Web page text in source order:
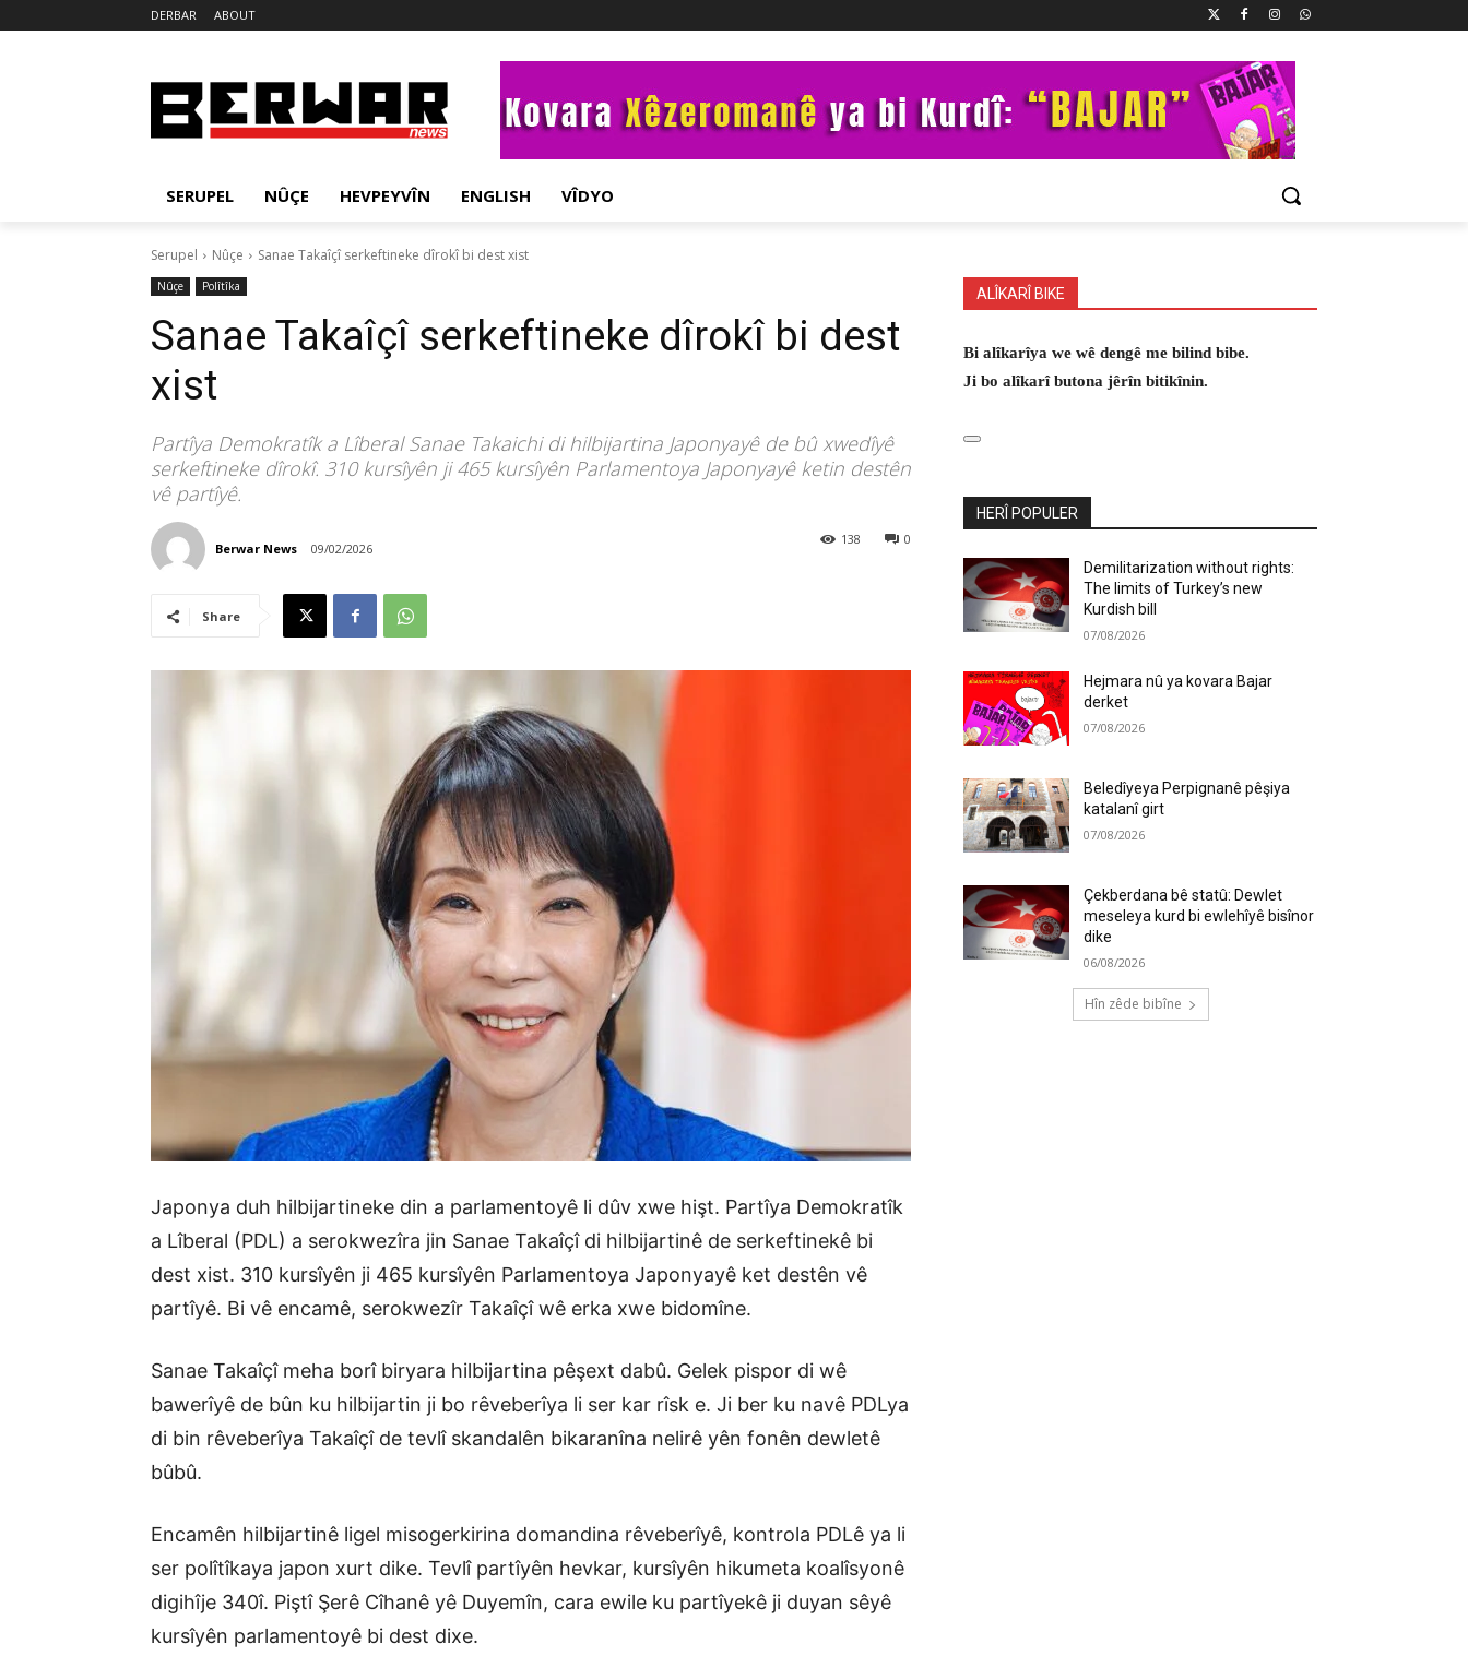
DERBAR ABOUT
SERUPEL NÛÇE HEVPEYVÎN ENGLISH VÎDYO
Serupel Nûçe Sanae Takaîçî serkeftineke dîrokî bi dest xist
Nûçe Polîtîka
Sanae Takaîçî serkeftineke dîrokî bi dest
xist
Partîya Demokratîk a Lîberal Sanae Takaichi di hilbijartina Japonyayê de bû xwedîyê
serkeftineke dîrokî. 310 kursîyên ji 465 kursîyên Parlamentoya Japonyayê ketin destên
vê partîyê.
Berwar News 09/02/2026
0
138
Share
Japonya duh hilbijartineke din a parlamentoyê li dûv xwe hişt. Partîya Demokratîk
a Lîberal (PDL) a serokwezîra jin Sanae Takaîçî di hilbijartinê de serkeftinekê bi
dest xist. 310 kursîyên ji 465 kursîyên Parlamentoya Japonyayê ket destên vê
partîyê. Bi vê encamê, serokwezîr Takaîçî wê erka xwe bidomîne.
Sanae Takaîçî meha borî biryara hilbijartina pêşext dabû. Gelek pispor di wê
bawerîyê de bûn ku hilbijartin ji bo rêveberîya li ser kar rîsk e. Ji ber ku navê PDLya
di bin rêveberîya Takaîçî de tevlî skandalên bikaranîna nelirê yên fonên dewletê
bûbû.
Encamên hilbijartinê ligel misogerkirina domandina rêveberîyê, kontrola PDLê ya li
ser polîtîkaya japon xurt dike. Tevlî partîyên hevkar, kursîyên hikumeta koalîsyonê
digihîje 340î. Piştî Şerê Cîhanê yê Duyemîn, cara ewile ku partîyekê ji duyan sêyê
kursîyên parlamentoyê bi dest dixe.
ALÎKARÎ BIKE
Bi alîkarîya we wê dengê me bilind bibe.
Ji bo alîkarî butona jêrîn bitikînin.
HERÎ POPULER
Demilitarization without rights:
The limits of Turkey’s new
Kurdish bill
07/08/2026
Hejmara nû ya kovara Bajar
derket
07/08/2026
Beledîyeya Perpignanê pêşiya
katalanî girt
07/08/2026
Çekberdana bê statû: Dewlet
meseleya kurd bi ewlehîyê bisînor
dike
06/08/2026
Hîn zêde bibîne